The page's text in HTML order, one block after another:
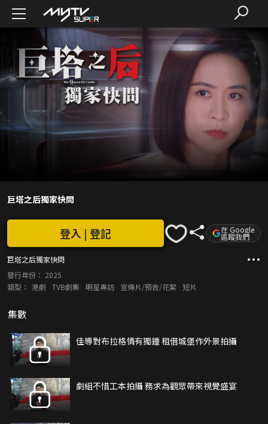
巨塔之后獨家快問
巨塔之后獨家快問
登入 | 登記 在 Google
追蹤我們
發行年份： 2025
類型： 港劇 TVB劇集 明星專訪 宣傳片/預告/花絮 短片
集數
佳導對布拉格情有獨鍾 租借城堡作外景拍攝
劇組不惜工本拍攝 務求為觀眾帶來視覺盛宴